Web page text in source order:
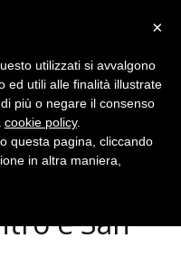
in
e San
×
utilizzati si avvalgono
ed utili alle finalità illustrate
più o negare il consenso
cookie policy.
questa pagina, cliccando
in altra maniera,